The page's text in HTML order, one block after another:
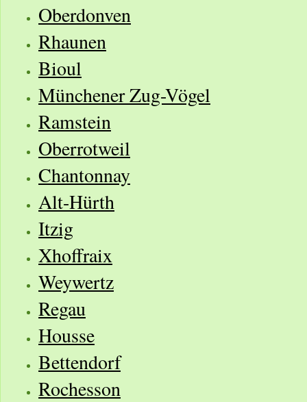
Oberdonven
Rhaunen
Bioul
Münchener Zug-Vögel
Ramstein
Oberrotweil
Chantonnay
Alt-Hürth
Itzig
Xhoffraix
Weywertz
Regau
Housse
Bettendorf
Rochesson